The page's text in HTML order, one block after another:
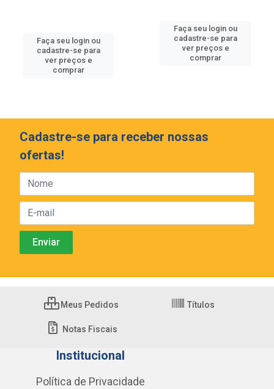
Faça seu login ou
cadastre-se para
ver preços e
comprar
Faça seu login ou
cadastre-se para
ver preços e
comprar
Cadastre-se para receber nossas
ofertas!
Meus Pedidos Títulos
Notas Fiscais
Institucional
Política de Privacidade